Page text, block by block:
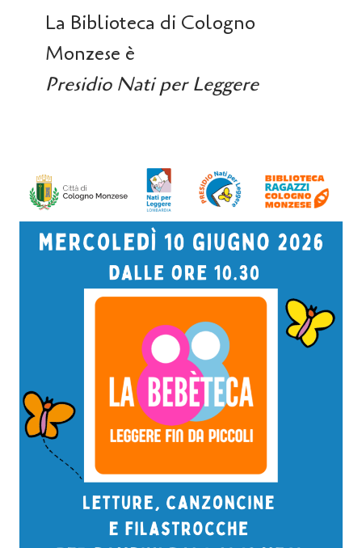
La Biblioteca di Cologno
Monzese è
Presidio Nati per Leggere